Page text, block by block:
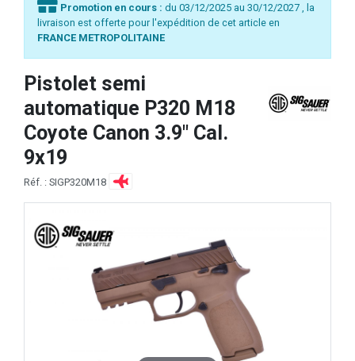
Promotion en cours : du 03/12/2025 au 30/12/2027 , la
livraison est offerte pour l'expédition de cet article en
FRANCE METROPOLITAINE
Pistolet semi
automatique P320 M18
Coyote Canon 3.9" Cal.
9x19
Réf. : SIGP320M18